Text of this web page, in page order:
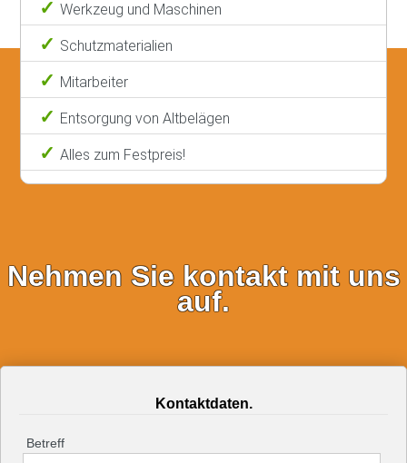
Werkzeug und Maschinen
Schutzmaterialien
Mitarbeiter
Entsorgung von Altbelägen
Alles zum Festpreis!
Nehmen Sie kontakt mit uns
auf.
Kontaktdaten.
Betreff